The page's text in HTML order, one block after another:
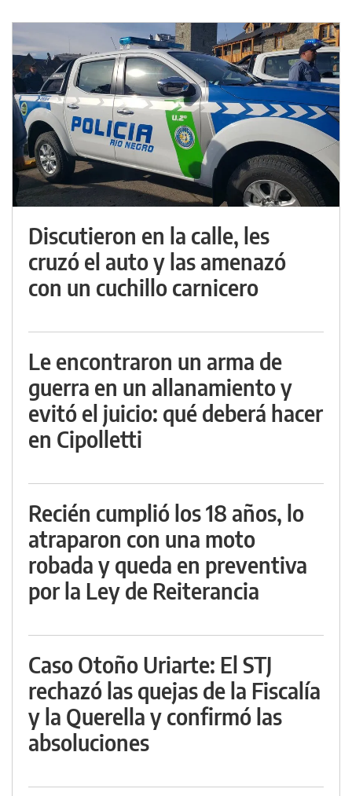
Discutieron en la calle, les
cruzó el auto y las amenazó
con un cuchillo carnicero
Le encontraron un arma de
guerra en un allanamiento y
evitó el juicio: qué deberá hacer
en Cipolletti
Recién cumplió los 18 años, lo
atraparon con una moto
robada y queda en preventiva
por la Ley de Reiterancia
Caso Otoño Uriarte: El STJ
rechazó las quejas de la Fiscalía
y la Querella y confirmó las
absoluciones